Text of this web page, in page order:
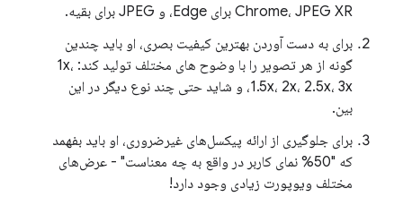
Chrome، JPEG XR برای Edge، و JPEG برای بقیه.
برای به دست آوردن بهترین کیفیت بصری، او باید چندین
گونه از هر تصویر را با وضوح های مختلف تولید کند: 1x،
1.5x، 2x، 2.5x، 3x، و شاید حتی چند نوع دیگر در این
بین.
برای جلوگیری از ارائه پیکسل‌های غیرضروری، او باید بفهمد
که "50% نمای کاربر در واقع به چه معناست" - عرض‌های
مختلف ویوپورت زیادی وجود دارد!